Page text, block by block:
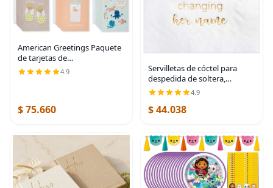
American Greetings Paquete
de tarjetas de
agradecimiento para baby
shower (48 unidades)
4.9
$ 75.660
Servilletas de cóctel para
despedida de soltera,
servilletas de postre de
lámina dorada, despedida de
soltera, despedida de soltera,
4.9
$ 44.038